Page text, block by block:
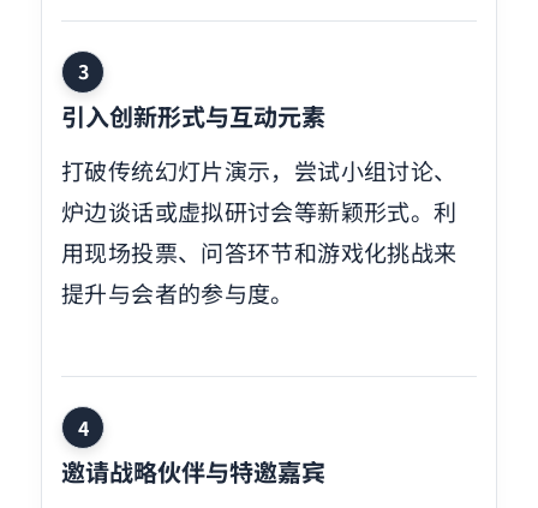
3
引入创新形式与互动元素
打破传统幻灯片演示，尝试小组讨论、
炉边谈话或虚拟研讨会等新颖形式。利
用现场投票、问答环节和游戏化挑战来
提升与会者的参与度。
4
邀请战略伙伴与特邀嘉宾